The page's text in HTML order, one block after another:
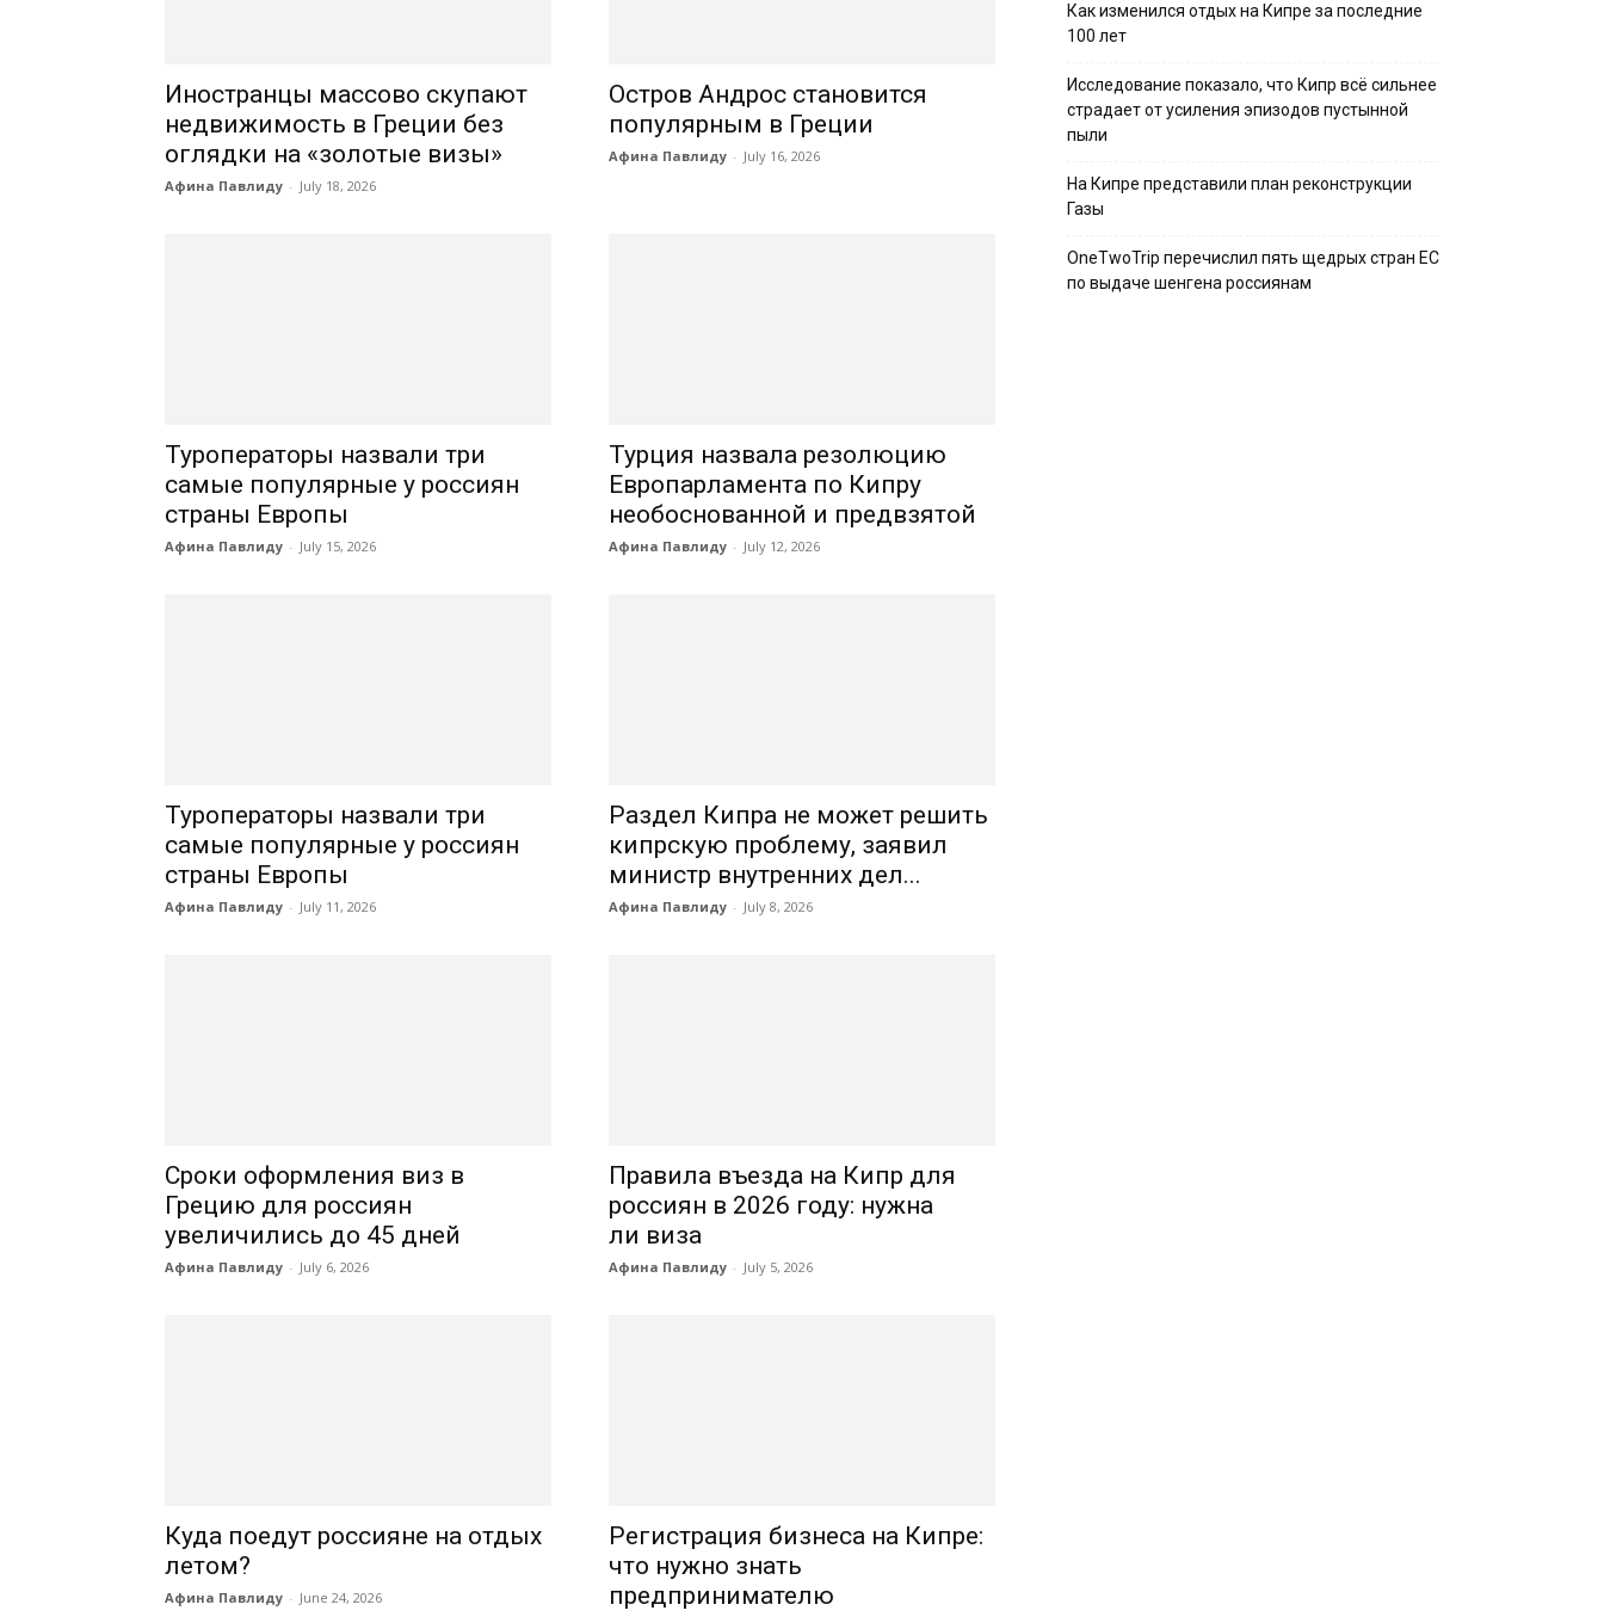
Иностранцы массово скупают
недвижимость в Греции без
оглядки на «золотые визы»
Афина Павлиду - July 18, 2026
Остров Андрос становится
популярным в Греции
Афина Павлиду - July 16, 2026
Туроператоры назвали три
самые популярные у россиян
страны Европы
Афина Павлиду - July 15, 2026
Турция назвала резолюцию
Европарламента по Кипру
необоснованной и предвзятой
Афина Павлиду - July 12, 2026
Туроператоры назвали три
самые популярные у россиян
страны Европы
Афина Павлиду - July 11, 2026
Раздел Кипра не может решить
кипрскую проблему, заявил
министр внутренних дел...
Афина Павлиду - July 8, 2026
Сроки оформления виз в
Грецию для россиян
увеличились до 45 дней
Афина Павлиду - July 6, 2026
Правила въезда на Кипр для
россиян в 2026 году: нужна
ли виза
Афина Павлиду - July 5, 2026
Куда поедут россияне на отдых
летом?
Афина Павлиду - June 24, 2026
Регистрация бизнеса на Кипре:
что нужно знать
предпринимателю
Как изменился отдых на Кипре за последние
100 лет
Исследование показало, что Кипр всё сильнее
страдает от усиления эпизодов пустынной
пыли
На Кипре представили план реконструкции
Газы
OneTwoTrip перечислил пять щедрых стран ЕС
по выдаче шенгена россиянам